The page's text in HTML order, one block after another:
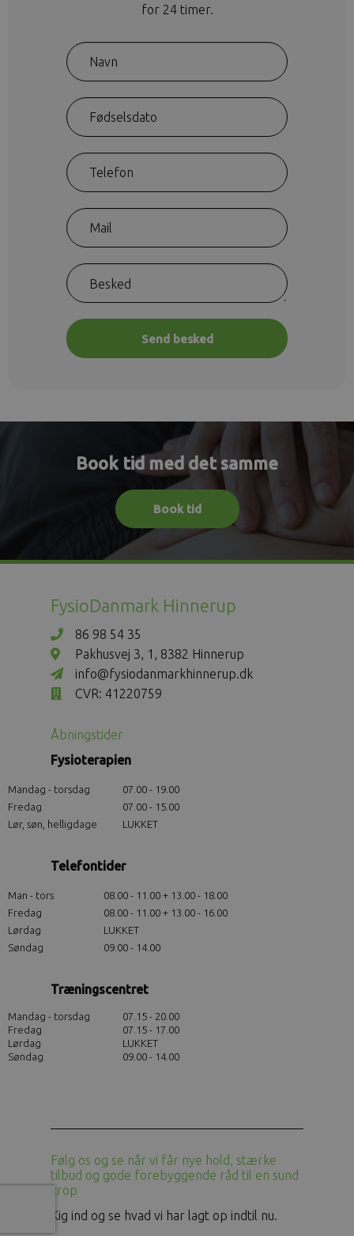
for 24 timer.
Book tid med det samme
Book tid
FysioDanmark Hinnerup
86 98 54 35
Pakhusvej 3, 1, 8382 Hinnerup
info@fysiodanmarkhinnerup.dk
CVR: 41220759
Åbningstider
Fysioterapien
Mandag - torsdag
07.00 - 19.00
Fredag
07.00 - 15.00
Lør, søn, helligdage
LUKKET
Telefontider
Man - tors
08.00 - 11.00 + 13.00 - 18.00
Fredag
08.00 - 11.00 + 13.00 - 16.00
Lørdag
LUKKET
Søndag
09.00 - 14.00
Træningscentret
Mandag - torsdag
07.15 - 20.00
Fredag
07.15 - 17.00
Lørdag
LUKKET
Søndag
09.00 - 14.00
Følg os og se når vi får nye hold, stærke
tilbud og gode forebyggende råd til en sund
krop
Kig ind og se hvad vi har lagt op indtil nu.